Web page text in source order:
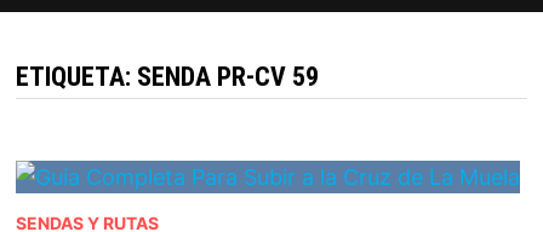
ETIQUETA: SENDA PR-CV 59
SENDAS Y RUTAS